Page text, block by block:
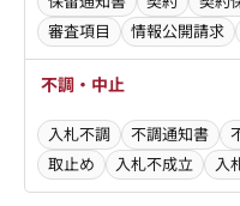
審査項目
情報公開請求
不調・中止
入札不調 不調通知書
取止め
入札不成立 入